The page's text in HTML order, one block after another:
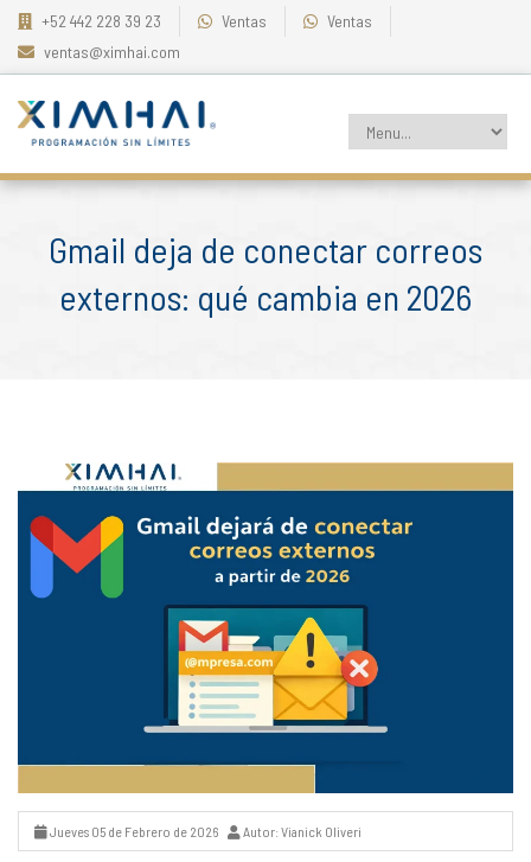
+52 442 228 39 23 Ventas
Ventas
ventas@ximhai.com
Gmail deja de conectar correos
externos: qué cambia en 2026
Jueves 05 de Febrero de 2026 Autor: Vianick Oliveri